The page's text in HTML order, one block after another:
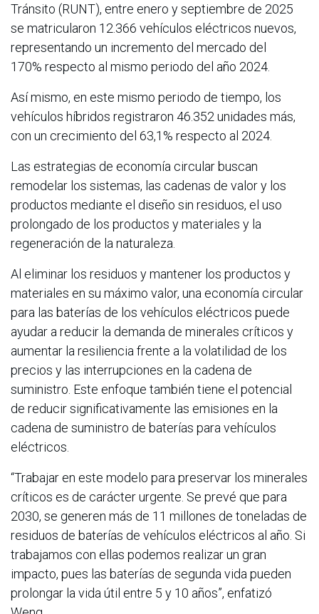
Tránsito (RUNT), entre enero y septiembre de 2025
se matricularon 12.366 vehículos eléctricos nuevos,
representando un incremento del mercado del
170% respecto al mismo periodo del año 2024.
Así mismo, en este mismo periodo de tiempo, los
vehículos híbridos registraron 46.352 unidades más,
con un crecimiento del 63,1% respecto al 2024.
Las estrategias de economía circular buscan
remodelar los sistemas, las cadenas de valor y los
productos mediante el diseño sin residuos, el uso
prolongado de los productos y materiales y la
regeneración de la naturaleza.
Al eliminar los residuos y mantener los productos y
materiales en su máximo valor, una economía circular
para las baterías de los vehículos eléctricos puede
ayudar a reducir la demanda de minerales críticos y
aumentar la resiliencia frente a la volatilidad de los
precios y las interrupciones en la cadena de
suministro. Este enfoque también tiene el potencial
de reducir significativamente las emisiones en la
cadena de suministro de baterías para vehículos
eléctricos.
“Trabajar en este modelo para preservar los minerales
críticos es de carácter urgente. Se prevé que para
2030, se generen más de 11 millones de toneladas de
residuos de baterías de vehículos eléctricos al año. Si
trabajamos con ellas podemos realizar un gran
impacto, pues las baterías de segunda vida pueden
prolongar la vida útil entre 5 y 10 años”, enfatizó